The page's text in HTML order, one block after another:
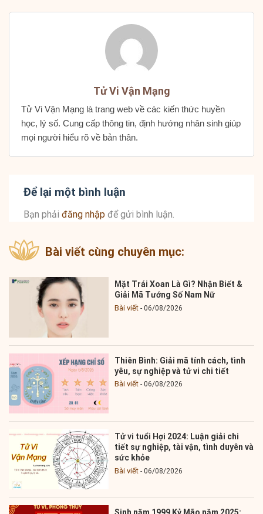
Tử Vi Vận Mạng
Tử Vi Vận Mạng là trang web về các kiến thức huyền
học, lý số. Cung cấp thông tin, định hướng nhân sinh giúp
mọi người hiểu rõ về bản thân.
Để lại một bình luận
Bạn phải đăng nhập để gửi bình luận.
Bài viết cùng chuyên mục:
Mặt Trái Xoan Là Gì? Nhận Biết &
Giải Mã Tướng Số Nam Nữ
Bài viết 06/08/2026
Thiên Bình: Giải mã tính cách, tình
yêu, sự nghiệp và tử vi chi tiết
Bài viết 06/08/2026
Tử vi tuổi Hợi 2024: Luận giải chi
tiết sự nghiệp, tài vận, tình duyên và
sức khỏe
Bài viết 06/08/2026